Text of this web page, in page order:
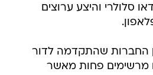
סלולרי והיצע ערוצים
החברות שהתקדמה לדור
מרשימים פחות מאשר